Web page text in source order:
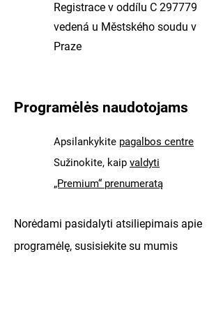
Registrace v oddílu C 297779
vedená u Městského soudu v
Praze
Programėlės naudotojams
Apsilankykite pagalbos centre
Sužinokite, kaip valdyti
„Premium“ prenumeratą
Norėdami pasidalyti atsiliepimais apie
programėlę, susisiekite su mumis